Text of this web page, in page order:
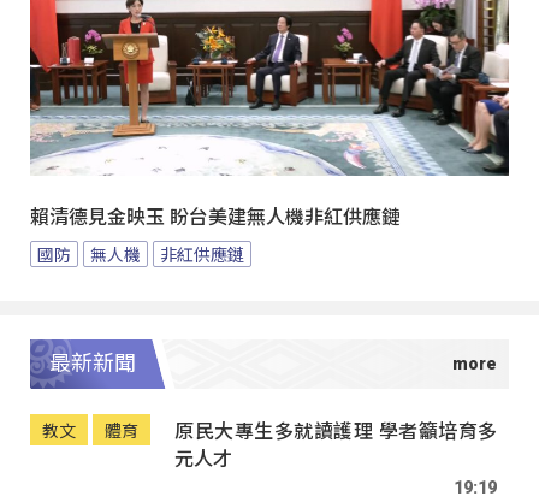
賴清德見金映玉 盼台美建無人機非紅供應鏈
國防 無人機 非紅供應鏈
最新新聞
教文 體育
原民大專生多就讀護理 學者籲培育多
元人才
19:19